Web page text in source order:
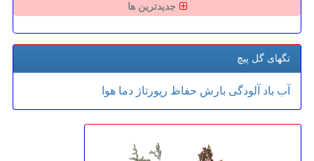
جدیدترین ها
تگهای گل پیچ
آب باد آلودگی بارش حفاظ رپورتاژ دما هوا